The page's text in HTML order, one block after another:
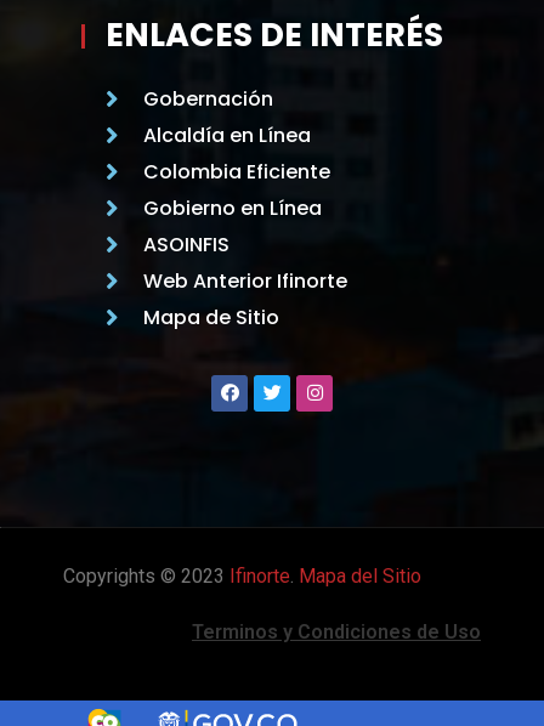
ENLACES DE INTERÉS
Gobernación
Alcaldía en Línea
Colombia Eficiente
Gobierno en Línea
ASOINFIS
Web Anterior Ifinorte
Mapa de Sitio
Copyrights © 2023 Ifinorte. Mapa del Sitio
Terminos y Condiciones de Uso